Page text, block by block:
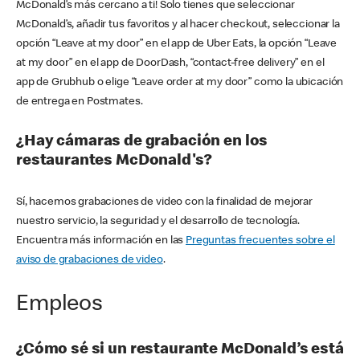
McDonald’s más cercano a ti! Solo tienes que seleccionar
McDonald’s, añadir tus favoritos y al hacer checkout, seleccionar la
opción “Leave at my door” en el app de Uber Eats, la opción “Leave
at my door” en el app de DoorDash, “contact-free delivery” en el
app de Grubhub o elige “Leave order at my door” como la ubicación
de entrega en Postmates.
¿Hay cámaras de grabación en los
restaurantes McDonald's?
Sí, hacemos grabaciones de video con la finalidad de mejorar
nuestro servicio, la seguridad y el desarrollo de tecnología.
Encuentra más información en las Preguntas frecuentes sobre el
aviso de grabaciones de video.
Empleos
¿Cómo sé si un restaurante McDonald’s está